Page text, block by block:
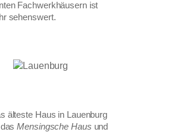
Fachwerkhäusern ist
sehenswert.
älteste Haus in Lauenburg
dasMensingsche Haus und